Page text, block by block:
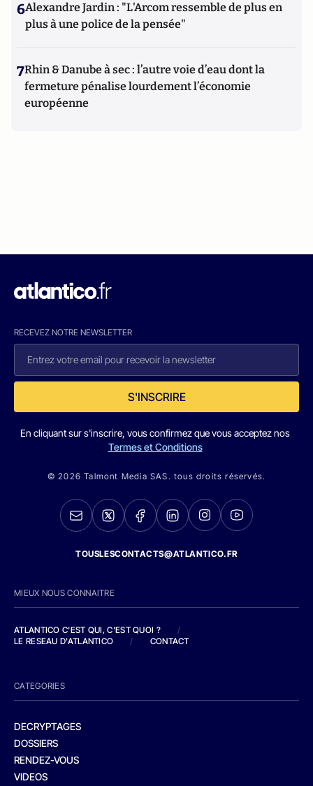
6Alexandre Jardin : "L'Arcom ressemble de plus en
plus à une police de la pensée"
7Rhin & Danube à sec : l’autre voie d’eau dont la
fermeture pénalise lourdement l’économie
européenne
RECEVEZ NOTRE NEWSLETTER
S'INSCRIRE
En cliquant sur s'inscrire, vous confirmez que vous acceptez nos
Termes et Conditions
© 2026 Talmont Media SAS. tous droits réservés.
TOUSLESCONTACTS@ATLANTICO.FR
MIEUX NOUS CONNAITRE
ATLANTICO C'EST QUI, C'EST QUOI ?
/
LE RESEAU D'ATLANTICO
/ CONTACT
CATEGORIES
DECRYPTAGES
DOSSIERS
RENDEZ-VOUS
VIDEOS